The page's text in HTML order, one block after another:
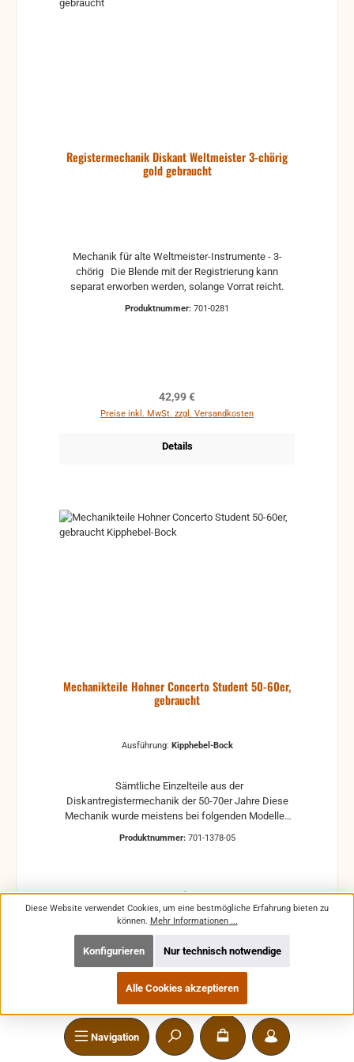
Navigation
Registermechanik Diskant Weltmeister 3-chörig
gold gebraucht
Mechanik für alte Weltmeister-Instrumente - 3-
chörig Die Blende mit der Registrierung kann
separat erworben werden, solange Vorrat reicht.
Produktnummer: 701-0281
Regulärer Preis:
42,99 €
Preise inkl. MwSt. zzgl. Versandkosten
Details
Mechanikteile Hohner Concerto Student 50-60er,
gebraucht
Ausführung: Kipphebel-Bock
Diskantregistermechanik der 50-70er Jahre Diese
Mechanik wurde meistens bei folgenden Modellen
Mechanikteile können je nach Ausführung in
verschiedene Modelle eingebaut werden. Bei Fragen
bitte vorher eine Mail schreiben!
Produktnummer: 701-1378-05
Varianten ab1,99 €
Regulärer Preis:
5,99 €
Diese Website verwendet Cookies, um eine bestmögliche Erfahrung bieten zu
können. Mehr Informationen ...
Nur technisch notwendige
Konfigurieren
Alle Cookies akzeptieren